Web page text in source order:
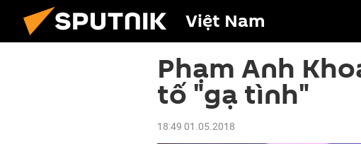
Việt Nam
Phạm Anh
tố "gạ tình"
18:49 01.05.2018